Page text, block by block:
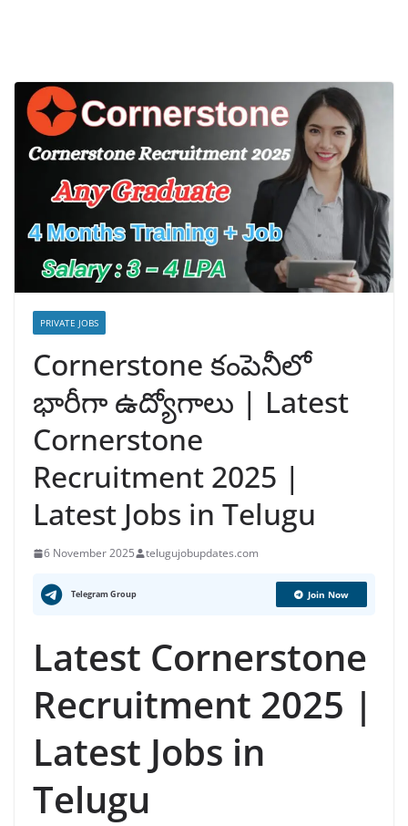
PRIVATE JOBS
Cornerstone కంపెనీలో
భారీగా ఉద్యోగాలు | Latest
Cornerstone
Recruitment 2025 |
Latest Jobs in Telugu
6 November 2025 telugujobupdates.com
Telegram Group Join Now
Latest Cornerstone
Recruitment 2025 |
Latest Jobs in
Telugu